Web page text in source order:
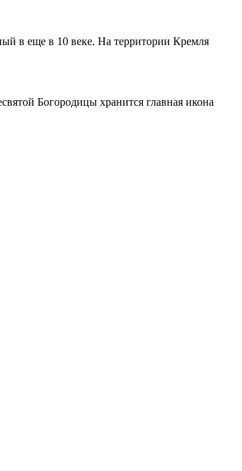
в еще в 10 веке. На территории Кремля
Богородицы хранится главная икона